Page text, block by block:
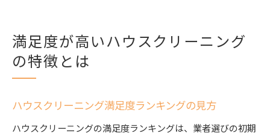
満足度が高いハウスクリーニング
の特徴とは
ハウスクリーニング満足度ランキングの見方
ハウスクリーニングの満足度ランキングは、業者選びの初期